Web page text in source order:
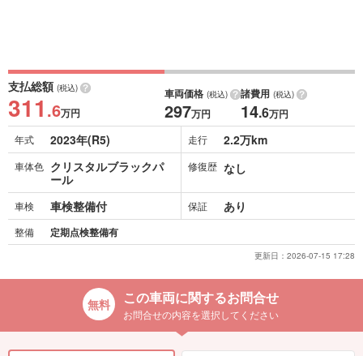
支払総額 (税込)
311 .6万円
車両価格 (税込)
297万円
諸費用 (税込)
14.6万円
年式 2023年(R5) 走行 2.2万km
車体色 クリスタルブラックパ
ール
修復歴 なし
車検 車検整備付 保証 あり
整備 定期点検整備有
更新日： 2026-07-15 17:28
この車両に関するお問合せ
お問合せの内容を選択してください